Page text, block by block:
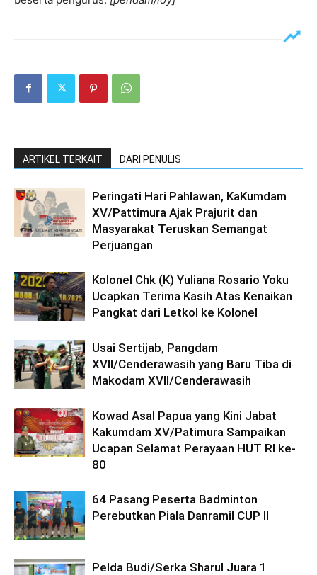
ARTIKEL TERKAIT DARI PENULIS
Peringati Hari Pahlawan, KaKumdam
XV/Pattimura Ajak Prajurit dan
Masyarakat Teruskan Semangat
Perjuangan
Kolonel Chk (K) Yuliana Rosario Yoku
Ucapkan Terima Kasih Atas Kenaikan
Pangkat dari Letkol ke Kolonel
Usai Sertijab, Pangdam
XVII/Cenderawasih yang Baru Tiba di
Makodam XVII/Cenderawasih
Kowad Asal Papua yang Kini Jabat
Kakumdam XV/Patimura Sampaikan
Ucapan Selamat Perayaan HUT RI ke-
80
64 Pasang Peserta Badminton
Perebutkan Piala Danramil CUP II
Pelda Budi/Serka Sharul Juara 1